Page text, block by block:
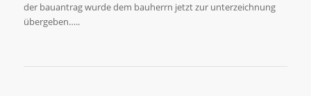
der bauantrag wurde dem bauherrn jetzt zur unterzeichnung
übergeben…..